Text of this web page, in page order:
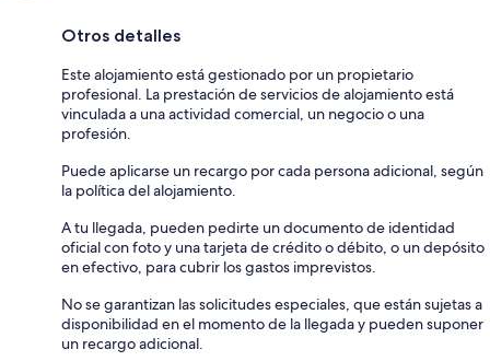
Otros detalles
Este alojamiento está gestionado por un propietario
profesional. La prestación de servicios de alojamiento está
vinculada a una actividad comercial, un negocio o una
profesión.
Puede aplicarse un recargo por cada persona adicional, según
la política del alojamiento.
A tu llegada, pueden pedirte un documento de identidad
oficial con foto y una tarjeta de crédito o débito, o un depósito
en efectivo, para cubrir los gastos imprevistos.
No se garantizan las solicitudes especiales, que están sujetas a
disponibilidad en el momento de la llegada y pueden suponer
un recargo adicional.